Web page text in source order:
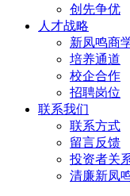
创先争优
人才战略
新凤鸣商
培养通道
校企合作
招聘岗位
联系我们
联系方式
留言反馈
投资者关
清廉新凤